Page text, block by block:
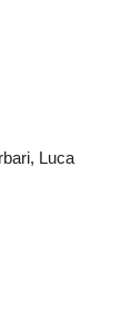
Luca